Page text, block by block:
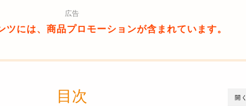
広告
ツには、商品プロモーションが含まれています。
開く
目次